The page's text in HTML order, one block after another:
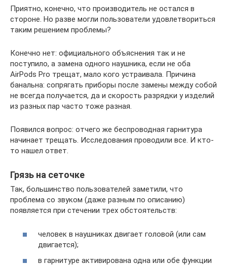
Приятно, конечно, что производитель не остался в
стороне. Но разве могли пользователи удовлетвориться
таким решением проблемы?
Конечно нет: официального объяснения так и не
поступило, а замена одного наушника, если не оба
AirPods Pro трещат, мало кого устраивала. Причина
банальна: сопрягать приборы после замены между собой
не всегда получается, да и скорость разрядки у изделий
из разных пар часто тоже разная.
Появился вопрос: отчего же беспроводная гарнитура
начинает трещать. Исследования проводили все. И кто-
то нашел ответ.
Грязь на сеточке
Так, большинство пользователей заметили, что
проблема со звуком (даже разным по описанию)
появляется при стечении трех обстоятельств:
человек в наушниках двигает головой (или сам
двигается);
в гарнитуре активирована одна или обе функции